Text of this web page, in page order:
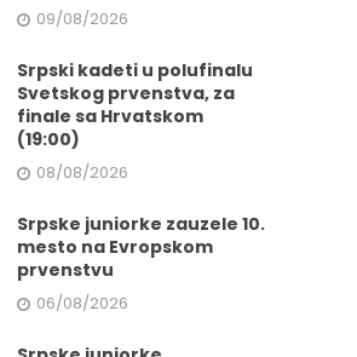
09/08/2026
Srpski kadeti u polufinalu
Svetskog prvenstva, za
finale sa Hrvatskom
(19:00)
08/08/2026
Srpske juniorke zauzele 10.
mesto na Evropskom
prvenstvu
06/08/2026